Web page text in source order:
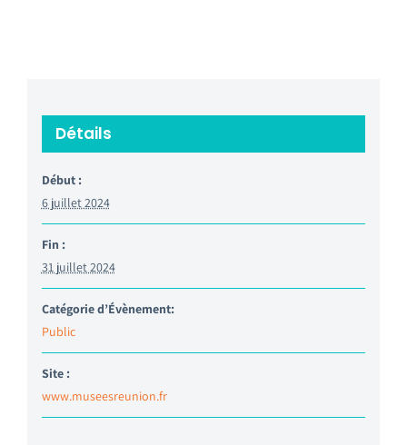
Détails
Début :
6 juillet 2024
Fin :
31 juillet 2024
Catégorie d’Évènement:
Public
Site :
www.museesreunion.fr